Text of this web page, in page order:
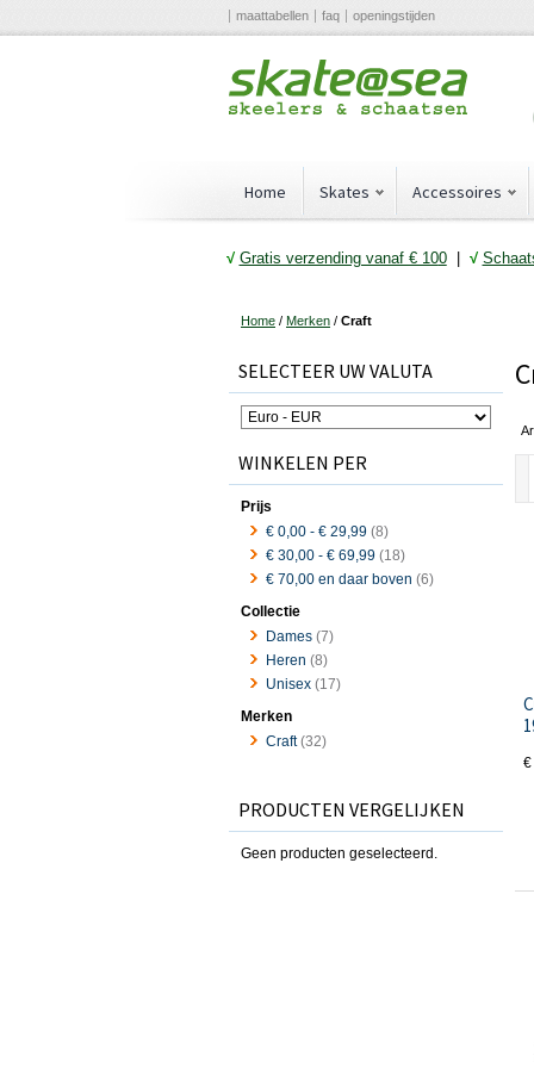
maattabellen faq openingstijden
Home Skates Accessoires
√ Gratis verzending vanaf € 100| √
Home / Merken / Craft
€
SELECTEER UW VALUTA
WINKELEN PER
Prijs
€ 0,00 - € 29,99 (8)
€ 30,00 - € 69,99 (18)
€ 70,00 en daar boven (6)
Collectie
Dames (7)
Heren (8)
Unisex (17)
Merken
Craft(32)
PRODUCTEN VERGELIJKEN
Geen producten geselecteerd.